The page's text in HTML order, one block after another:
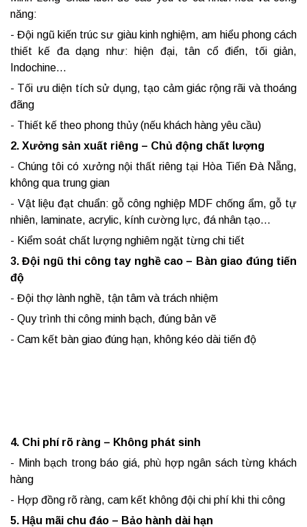
năng:
- Đội ngũ kiến trúc sư giàu kinh nghiệm, am hiểu phong cách
thiết kế đa dạng như: hiện đại, tân cổ điển, tối giản,
Indochine…
- Tối ưu diện tích sử dụng, tạo cảm giác rộng rãi và thoáng
đãng
- Thiết kế theo phong thủy (nếu khách hàng yêu cầu)
2. Xưởng sản xuất riêng – Chủ động chất lượng
- Chúng tôi có xưởng nội thất riêng tại Hòa Tiến Đà Nẵng,
không qua trung gian
- Vật liệu đạt chuẩn: gỗ công nghiệp MDF chống ẩm, gỗ tự
nhiên, laminate, acrylic, kính cường lực, đá nhân tạo…
- Kiểm soát chất lượng nghiêm ngặt từng chi tiết
3. Đội ngũ thi công tay nghề cao – Bàn giao đúng tiến
độ
- Đội thợ lành nghề, tận tâm và trách nhiệm
- Quy trình thi công minh bạch, đúng bản vẽ
- Cam kết bàn giao đúng hạn, không kéo dài tiến độ
4. Chi phí rõ ràng – Không phát sinh
- Minh bạch trong báo giá, phù hợp ngân sách từng khách
hàng
- Hợp đồng rõ ràng, cam kết không đội chi phí khi thi công
5. Hậu mãi chu đáo – Bảo hành dài hạn